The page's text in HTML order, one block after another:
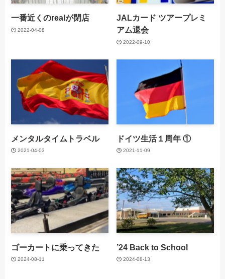
一番近くのrealが閉店
2022-04-08
JALカード ツアープレミ
アム退会
2022-09-10
メンタルタイムトラベル
2021-04-03
ドイツ生活１周年 ①
2021-11-09
ゴーカートに乗ってきた
2024-08-11
’24 Back to School
2024-08-13